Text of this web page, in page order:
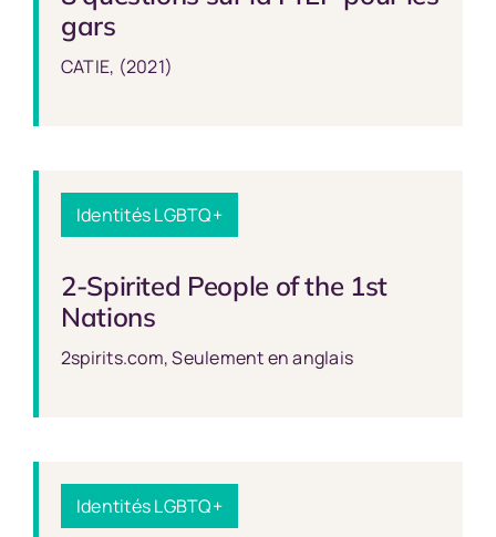
gars
CATIE, (2021)
Identités LGBTQ+
2-Spirited People of the 1st
Nations
2spirits.com, Seulement en anglais
Identités LGBTQ+